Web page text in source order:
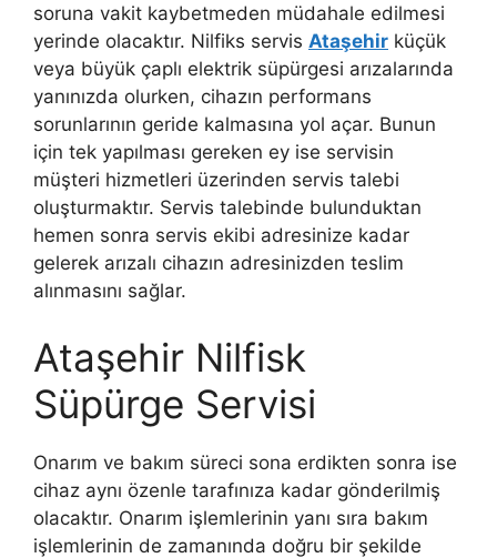
soruna vakit kaybetmeden müdahale edilmesi
yerinde olacaktır. Nilfiks servis Ataşehir küçük
veya büyük çaplı elektrik süpürgesi arızalarında
yanınızda olurken, cihazın performans
sorunlarının geride kalmasına yol açar. Bunun
için tek yapılması gereken ey ise servisin
müşteri hizmetleri üzerinden servis talebi
oluşturmaktır. Servis talebinde bulunduktan
hemen sonra servis ekibi adresinize kadar
gelerek arızalı cihazın adresinizden teslim
alınmasını sağlar.
Ataşehir Nilfisk
Süpürge Servisi
Onarım ve bakım süreci sona erdikten sonra ise
cihaz aynı özenle tarafınıza kadar gönderilmiş
olacaktır. Onarım işlemlerinin yanı sıra bakım
işlemlerinin de zamanında doğru bir şekilde